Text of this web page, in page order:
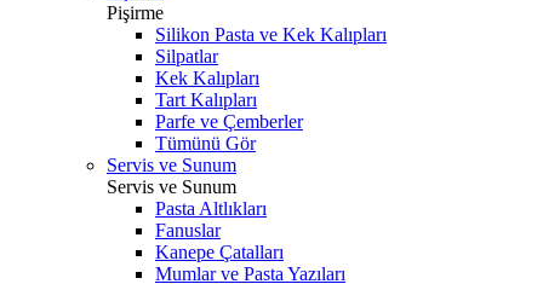
Pişirme
Silikon Pasta ve Kek Kalıpları
Silpatlar
Kek Kalıpları
Tart Kalıpları
Parfe ve Çemberler
Tümünü Gör
Servis ve Sunum
Servis ve Sunum
Pasta Altlıkları
Fanuslar
Kanepe Çatalları
Mumlar ve Pasta Yazıları